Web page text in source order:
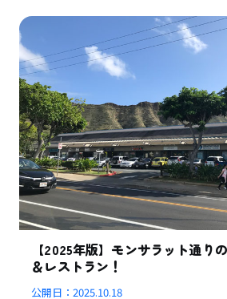
【2025年版】モンサラット通り
＆レストラン！
公開日：2025.10.18